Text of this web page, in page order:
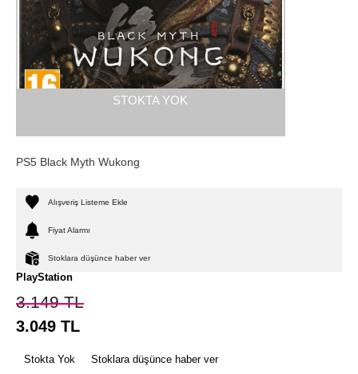
STOKTA YOK
PS5 Black Myth Wukong
Alışveriş Listeme Ekle
Fiyat Alarmı
Stoklara düşünce haber ver
PlayStation
3.149TL
3.049 TL
Stokta Yok Stoklara düşünce haber ver